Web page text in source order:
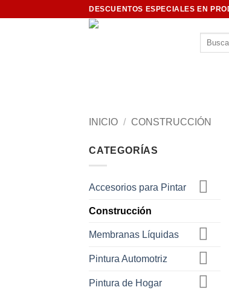
DESCUENTOS ESPECIALES EN
Buscar
INICIO / CONSTRUCCIÓN
CATEGORÍAS
Accesorios para Pintar
Construcción
Membranas Líquidas
Pintura Automotriz
Pintura de Hogar